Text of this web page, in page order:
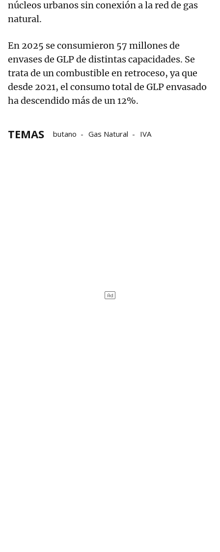
núcleos urbanos sin conexión a la red de gas
natural.
En 2025 se consumieron 57 millones de
envases de GLP de distintas capacidades. Se
trata de un combustible en retroceso, ya que
desde 2021, el consumo total de GLP envasado
ha descendido más de un 12%.
TEMAS butano Gas Natural IVA